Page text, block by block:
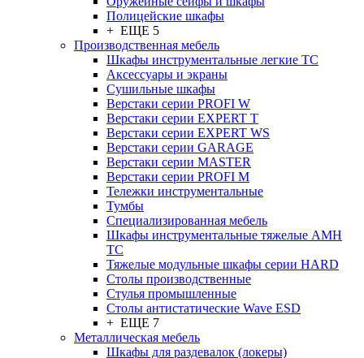
Полицейские шкафы
+ ЕЩЕ 5
Производственная мебель
Шкафы инструментальные легкие ТС
Аксессуары и экраны
Cушильные шкафы
Верстаки серии PROFI W
Верстаки серии EXPERT T
Верстаки серии EXPERT WS
Верстаки серии GARAGE
Верстаки серии MASTER
Верстаки серии PROFI M
Тележки инструментальные
Тумбы
Cпециализированная мебель
Шкафы инструментальные тяжелые AMH
TC
Тяжелые модульные шкафы серии HARD
Столы производственные
Стулья промышленные
Столы антистатические Wave ESD
+ ЕЩЕ 7
Металлическая мебель
Шкафы для раздевалок (локеры)